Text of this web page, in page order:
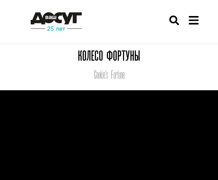
КОЛЕСО ФОРТУНЫ
Cookie's Fortune